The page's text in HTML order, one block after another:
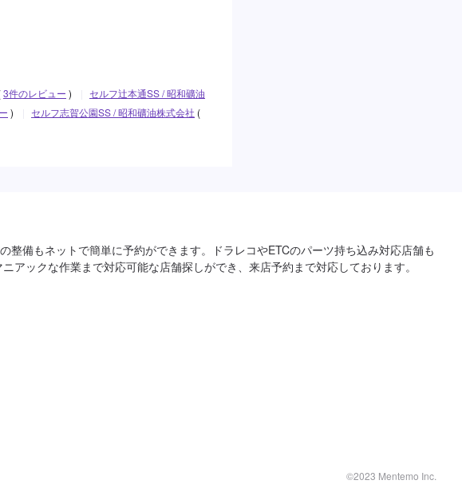
3件のレビュー )
セルフ辻本通SS / 昭和礦油
) セルフ志賀公園SS / 昭和礦油株式会社 (
整備もネットで簡単に予約ができます。ドラレコやETCのパーツ持ち込み対応店舗も
アックな作業まで対応可能な店舗探しができ、来店予約まで対応しております。
©2023 Mentemo Inc.